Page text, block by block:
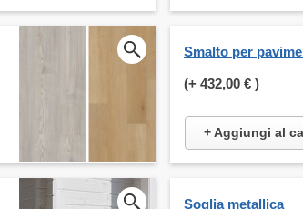
Smalto per
(+ 432,00 € )
+ Aggiungi al
Soglia metallica